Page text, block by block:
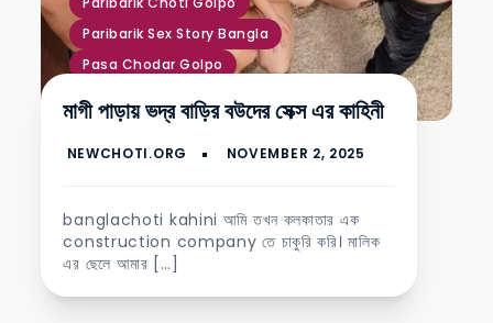
Paribarik Sex Story Bangla
Pasa Chodar Golpo
মাগী পাড়ায় ভদ্র বাড়ির বউদের সেক্স এর কাহিনী
banglachoti kahini আমি তখন কলকাতার এক
construction company তে চাকুরি করি। মালিক
এর ছেলে আমার […]